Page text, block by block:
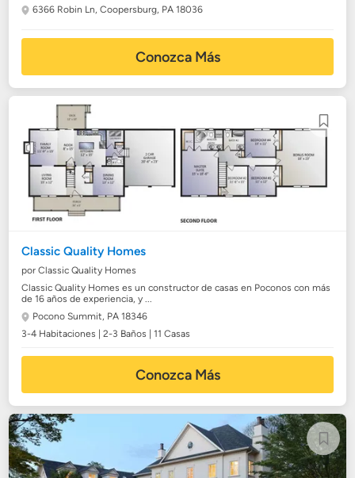
6366 Robin Ln,Coopersburg, PA 18036
Conozca Más
Classic Quality Homes
por Classic Quality Homes
Classic Quality Homes es un constructor de casas en Poconos con más
de 16 años de experiencia, y ...
Pocono Summit, PA 18346
3-4 Habitaciones | 2-3 Baños | 11 Casas
Conozca Más